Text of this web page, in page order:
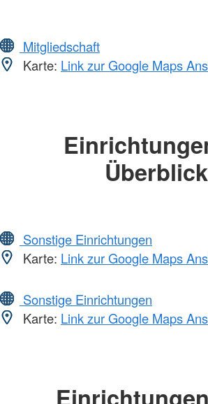
Mitgliedschaft
Karte: Link zur Google Maps
Überblick
Sonstige Einrichtungen
Karte: Link zur Google Maps
Sonstige Einrichtungen
Karte: Link zur Google Maps